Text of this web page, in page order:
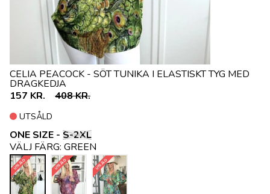
CELIA PEACOCK - SÖT TUNIKA I ELASTISKT TYG MED
DRAGKEDJA
ONE SIZE - S-2XL
UTSÅLD
157 KR. 408 KR.
VÄLJ FÄRG: GREEN
UTSÅLD UTSÅLD UTSÅLD